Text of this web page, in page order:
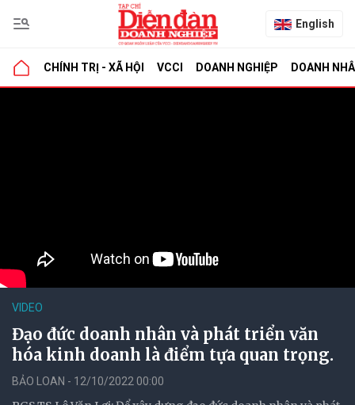
English
CHÍNH TRỊ - XÃ HỘI VCCI DOANH NGHIỆP DOANH
VIDEO
Đạo đức doanh nhân và phát triển văn
hóa kinh doanh là điểm tựa quan trọng.
BẢO LOAN - 12/10/2022 00:00